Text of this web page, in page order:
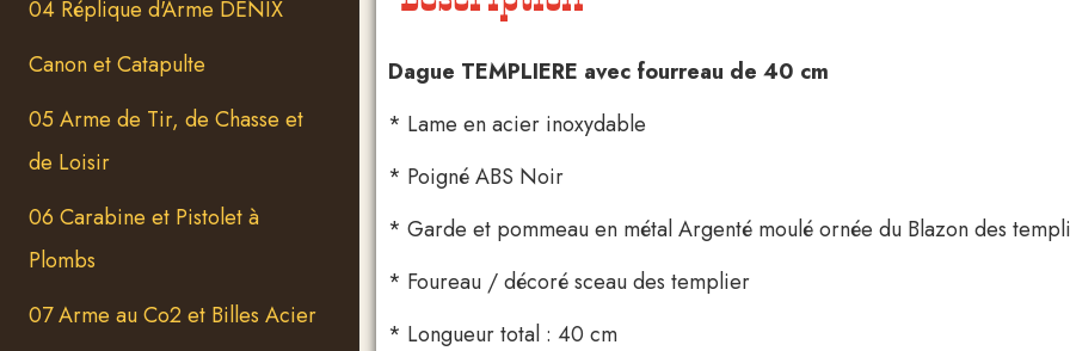
04 Réplique d'Arme DENIX
Canon et Catapulte
05 Arme de Tir, de Chasse et
de Loisir
06 Carabine et Pistolet à
Plombs
07 Arme au Co2 et Billes Acier
Dague TEMPLIERE avec fourreau de 40 cm
* Lame en acier inoxydable
* Poigné ABS Noir
* Garde et pommeau en métal Argenté moulé ornée du Blazon des
* Foureau / décoré sceau des templier
* Longueur total : 40 cm